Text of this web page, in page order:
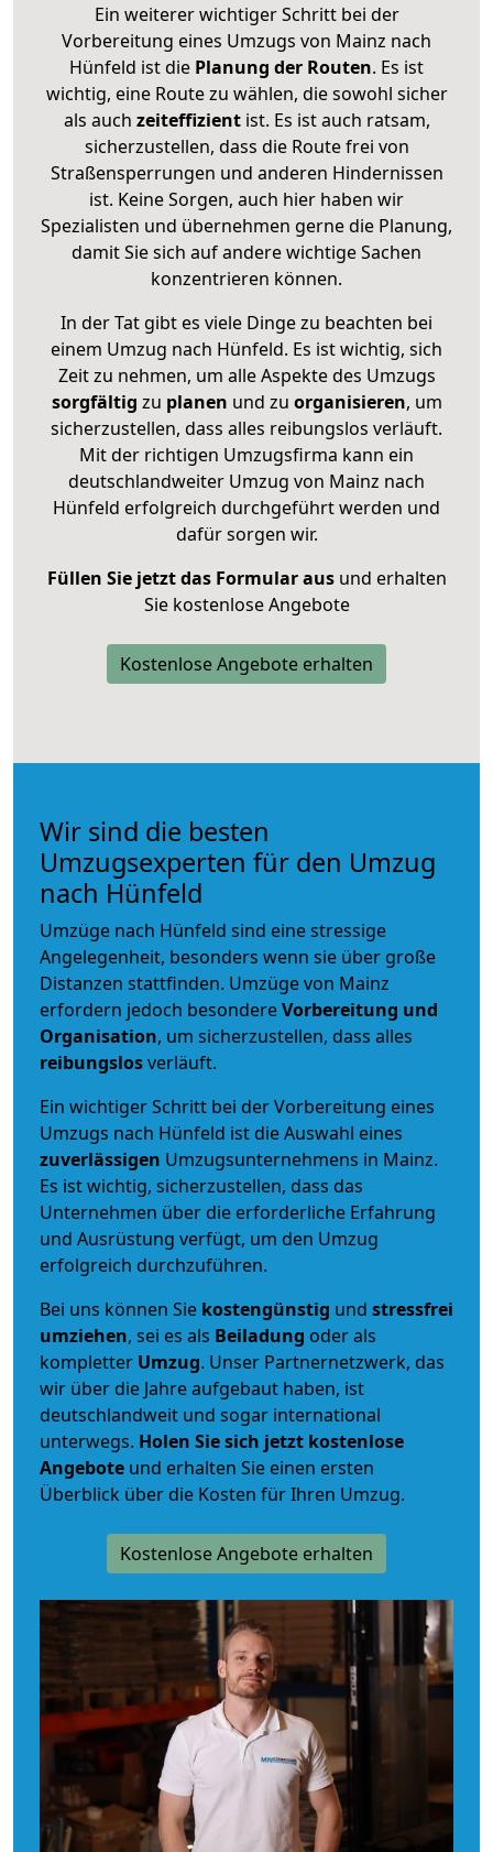
Ein weiterer wichtiger Schritt bei der
Vorbereitung eines Umzugs von Mainz nach
Hünfeld ist die Planung der Routen. Es ist
wichtig, eine Route zu wählen, die sowohl sicher
als auch zeiteffizientist. Es ist auch ratsam,
sicherzustellen, dass die Route frei von
Straßensperrungen und anderen Hindernissen
ist. Keine Sorgen, auch hier haben wir
Spezialisten und übernehmen gerne die Planung,
damit Sie sich auf andere wichtige Sachen
konzentrieren können.
In der Tat gibt es viele Dinge zu beachten bei
einem Umzug nach Hünfeld. Es ist wichtig, sich
Zeit zu nehmen, um alle Aspekte des Umzugs
sorgfältig zu planen und zu organisieren, um
sicherzustellen, dass alles reibungslos verläuft.
Mit der richtigen Umzugsfirma kann ein
deutschlandweiter Umzug von Mainz nach
Hünfeld erfolgreich durchgeführt werden und
dafür sorgen wir.
Füllen Sie jetzt das Formular ausund erhalten
Sie kostenlose Angebote
Kostenlose Angebote erhalten
Wir sind die besten
Umzugsexperten für den Umzug
nach Hünfeld
Umzüge nach Hünfeld sind eine stressige
Angelegenheit, besonders wenn sie über große
Distanzen stattfinden. Umzüge von Mainz
erfordern jedoch besondereVorbereitung und
Organisation, um sicherzustellen, dass alles
reibungslosverläuft.
Ein wichtiger Schritt bei der Vorbereitung eines
Umzugs nach Hünfeld ist die Auswahl eines
zuverlässigen Umzugsunternehmens in Mainz.
Es ist wichtig, sicherzustellen, dass das
Unternehmen über die erforderliche Erfahrung
und Ausrüstung verfügt, um den Umzug
erfolgreich durchzuführen.
Bei uns können Sie kostengünstig und stressfrei
umziehen, sei es als Beiladung oder als
kompletter Umzug. Unser Partnernetzwerk, das
wir über die Jahre aufgebaut haben, ist
deutschlandweit und sogar international
unterwegs. Holen Sie sich jetzt kostenlose
Angebote und erhalten Sie einen ersten
Überblick über die Kosten für Ihren Umzug.
Kostenlose Angebote erhalten